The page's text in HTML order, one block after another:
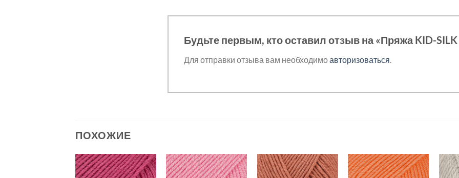
Будьте первым, кто оставил отзыв на «Пряжа KID-
Для отправки отзыва вам необходимоавторизоваться.
ПОХОЖИЕ